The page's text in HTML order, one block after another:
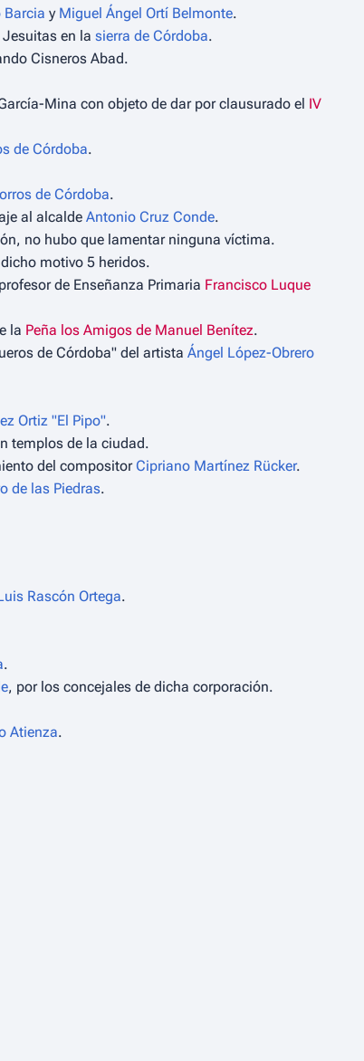
Barcia y Miguel Ángel Ortí Belmonte.
en la sierra de Córdoba.
Cisneros Abad.
Mina con objeto de dar por clausurado el IV
de Córdoba.
de Córdoba.
al alcalde Antonio Cruz Conde.
no hubo que lamentar ninguna víctima.
motivo 5 heridos.
de Enseñanza Primaria Francisco Luque
la Peña los Amigos de Manuel Benítez.
de Córdoba" del artista Ángel López-Obrero
Ortiz "El Pipo".
templos de la ciudad.
del compositorCipriano Martínez Rücker.
de las Piedras.
Rascón Ortega.
.
, por los concejales de dicha corporación.
Atienza.